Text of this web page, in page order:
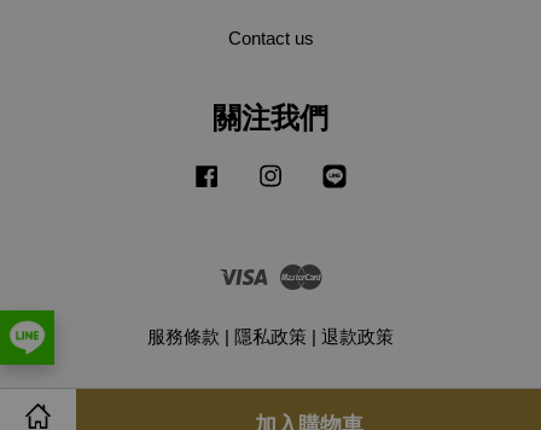
加入購物車
Contact us
關注我們
Facebook Instagram
Visa
服務條款 | 隱私政策 | 退款政策